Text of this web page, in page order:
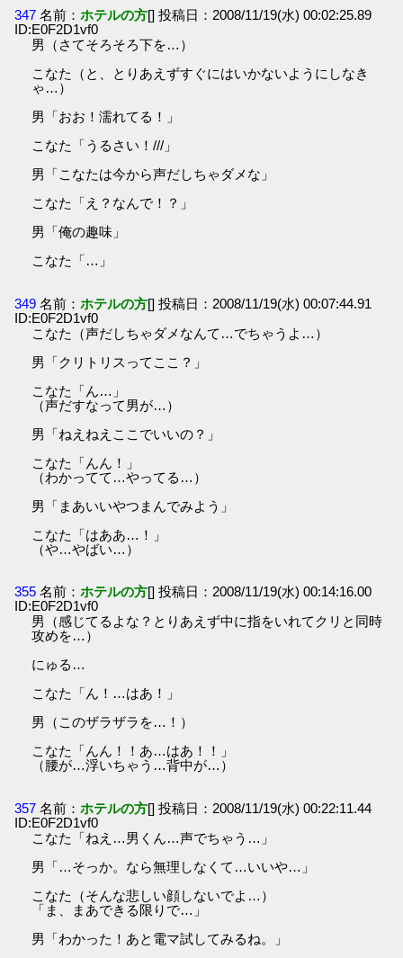
347 名前：ホテルの方[] 投稿日：2008/11/19(水) 00:02:25.89
ID:E0F2D1vf0
男（さてそろそろ下を…）
こなた（と、とりあえずすぐにはいかないようにしなき
ゃ…）
男「おお！濡れてる！」
こなた「うるさい！///」
男「こなたは今から声だしちゃダメな」
こなた「え？なんで！？」
男「俺の趣味」
こなた「…」
349 名前：ホテルの方[] 投稿日：2008/11/19(水) 00:07:44.91
ID:E0F2D1vf0
こなた（声だしちゃダメなんて…でちゃうよ…）
男「クリトリスってここ？」
こなた「ん…」
（声だすなって男が…）
男「ねえねえここでいいの？」
こなた「んん！」
（わかってて…やってる…）
男「まあいいやつまんでみよう」
こなた「はああ…！」
（や…やばい…）
355 名前：ホテルの方[] 投稿日：2008/11/19(水) 00:14:16.00
ID:E0F2D1vf0
男（感じてるよな？とりあえず中に指をいれてクリと同時
攻めを…）
にゅる…
こなた「ん！…はあ！」
男（このザラザラを…！）
こなた「んん！！あ…はあ！！」
（腰が…浮いちゃう…背中が…）
357 名前：ホテルの方[] 投稿日：2008/11/19(水) 00:22:11.44
ID:E0F2D1vf0
こなた「ねえ…男くん…声でちゃう…」
男「…そっか。なら無理しなくて…いいや…」
こなた（そんな悲しい顔しないでよ…）
「ま、まあできる限りで…」
男「わかった！あと電マ試してみるね。」